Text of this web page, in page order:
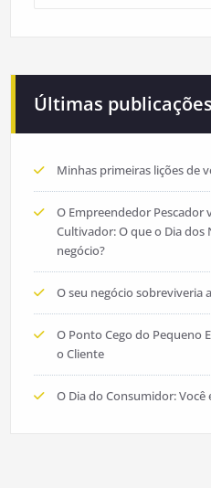
Últimas publicações
Minhas primeiras lições de
O Empreendedor Pescador
Cultivador: O que o Dia dos
negócio?
O seu negócio sobreviveria
O Ponto Cego do Pequeno
o Cliente
O Dia do Consumidor: